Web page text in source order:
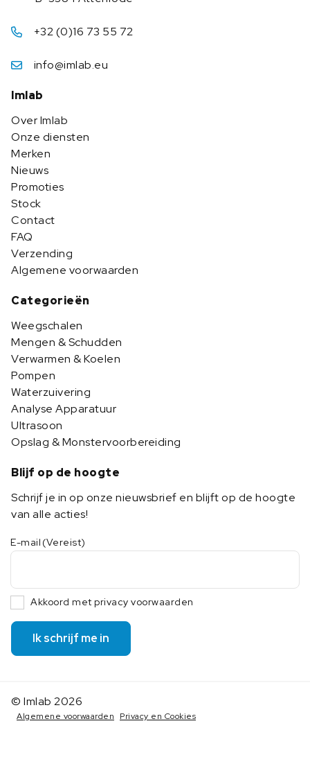
+32 (0)16 73 55 72
info@imlab.eu
Imlab
Over Imlab
Onze diensten
Merken
Nieuws
Promoties
Stock
Contact
FAQ
Verzending
Algemene voorwaarden
Categorieën
Weegschalen
Mengen & Schudden
Verwarmen & Koelen
Pompen
Waterzuivering
Analyse Apparatuur
Ultrasoon
Opslag & Monstervoorbereiding
Blijf op de hoogte
Schrijf je in op onze nieuwsbrief en blijft op de hoogte
van alle acties!
E-mail (Vereist)
Akkoord met privacy voorwaarden
Ik schrijf me in
© Imlab 2026
Algemene voorwaarden Privacy en Cookies